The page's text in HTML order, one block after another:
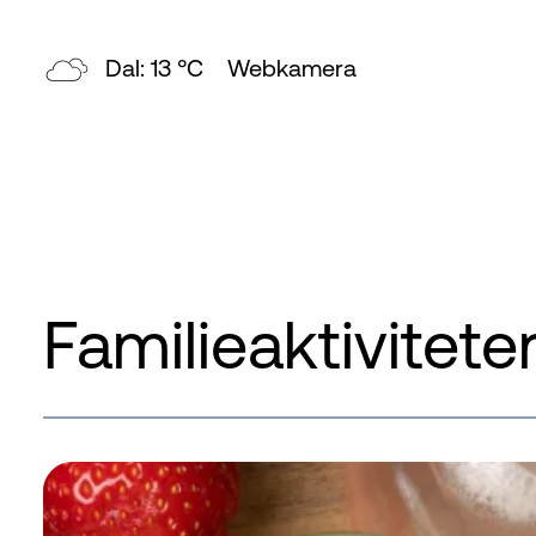
Topp: 8 °C Webkamera